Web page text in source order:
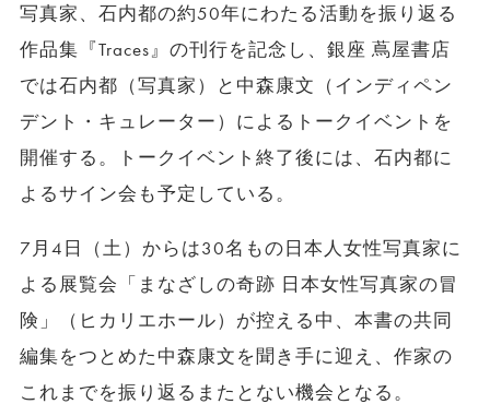
写真家、石内都の約50年にわたる活動を振り返る
作品集『Traces』の刊行を記念し、銀座 蔦屋書店
では石内都（写真家）と中森康文（インディペン
デント・キュレーター）によるトークイベントを
開催する。トークイベント終了後には、石内都に
よるサイン会も予定している。
7月4日（土）からは30名もの日本人女性写真家に
よる展覧会「まなざしの奇跡 日本女性写真家の冒
険」（ヒカリエホール）が控える中、本書の共同
編集をつとめた中森康文を聞き手に迎え、作家の
これまでを振り返るまたとない機会となる。